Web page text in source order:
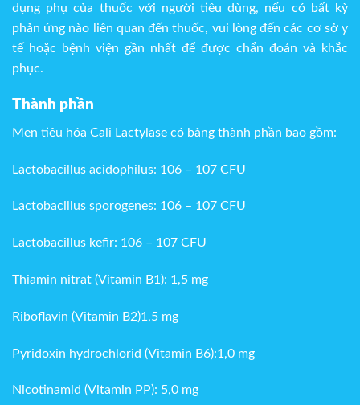
dụng phụ của thuốc với người tiêu dùng, nếu có bất kỳ
phản ứng nào liên quan đến thuốc, vui lòng đến các cơ sở y
tế hoặc bệnh viện gần nhất để được chẩn đoán và khắc
phục.
Thành phần
Men tiêu hóa Cali Lactylase có bảng thành phần bao gồm:
Lactobacillus acidophilus: 106 – 107 CFU
Lactobacillus sporogenes: 106 – 107 CFU
Lactobacillus kefir: 106 – 107 CFU
Thiamin nitrat (Vitamin B1): 1,5 mg
Riboflavin (Vitamin B2)1,5 mg
Pyridoxin hydrochlorid (Vitamin B6):1,0 mg
Nicotinamid (Vitamin PP): 5,0 mg